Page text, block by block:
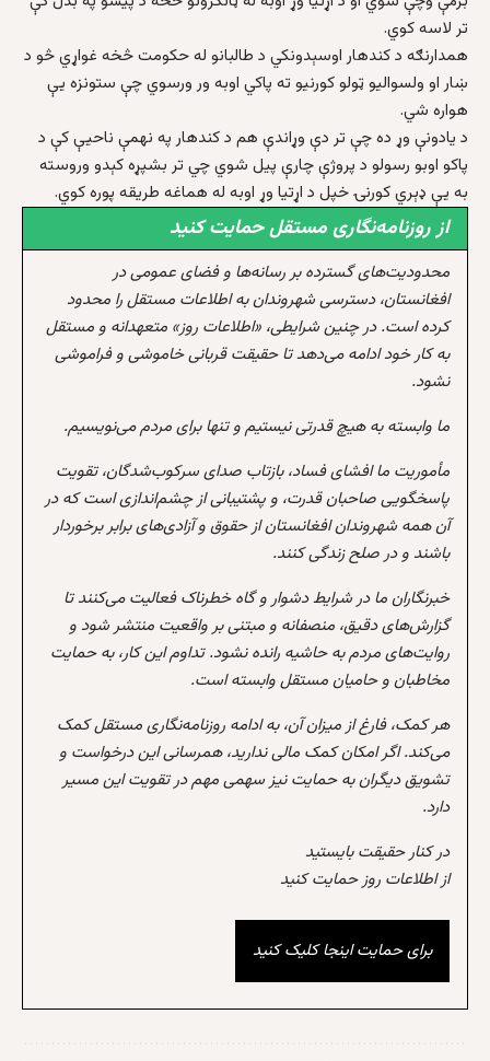
تر لاسه کوي.
همدارنګه د کندهار اوسېدونکي د طالبانو له حکومت څخه غواړي څو د
ښار او ولسواليو ټولو کورنيو ته پاکي اوبه ور ورسوي چې ستونزه يې
هواره شي.
د يادونې وړ ده چې تر دې وړاندې هم د کندهار په نهمې ناحیې کې د
پاکو اوبو رسولو د پروژې چارې پيل شوي چي تر بشپړه کېدو وروسته
به يې ډېري کورنۍ خپل د اړتيا وړ اوبه له هماغه طريقه پوره کوي.
از روزنامه‌نگاری مستقل حمایت کنید
محدودیت‌های گسترده بر رسانه‌ها و فضای عمومی در
افغانستان، دسترسی شهروندان به اطلاعات مستقل را محدود
کرده است. در چنین شرایطی، «اطلاعات روز» متعهدانه و مستقل
به کار خود ادامه می‌دهد تا حقیقت قربانی خاموشی و فراموشی
نشود.
ما وابسته به هیچ قدرتی نیستیم و تنها برای مردم می‌نویسیم.
مأموریت ما افشای فساد، بازتاب صدای سرکوب‌شدگان، تقویت
پاسخگویی صاحبان قدرت، و پشتیبانی از چشم‌اندازی است که در
آن همه شهروندان افغانستان از حقوق و آزادی‌های برابر برخوردار
باشند و در صلح زندگی کنند.
خبرنگاران ما در شرایط دشوار و گاه خطرناک فعالیت می‌کنند تا
گزارش‌های دقیق، منصفانه و مبتنی بر واقعیت منتشر شود و
روایت‌های مردم به حاشیه رانده نشود. تداوم این کار، به حمایت
مخاطبان و حامیان مستقل وابسته است.
هر کمک، فارغ از میزان آن، به ادامه روزنامه‌نگاری مستقل کمک
می‌کند. اگر امکان کمک مالی ندارید، همرسانی این درخواست و
تشویق دیگران به حمایت نیز سهمی مهم در تقویت این مسیر
دارد.
در کنار حقیقت بایستید
از اطلاعات روز حمایت کنید
برای حمایت اینجا کلیک کنید